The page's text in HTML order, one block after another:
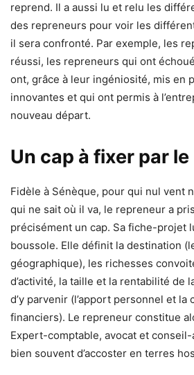
reprend. Il a aussi lu et relu les
des repreneurs pour voir les
il sera confronté. Par exemple, les
réussi, les repreneurs qui ont
ont, grâce à leur ingéniosité, mis en
innovantes et qui ont permis à
nouveau départ.
Un cap à fixer par
Fidèle à Sénèque, pour qui nul vent
qui ne sait où il va, le repreneur a
précisément un cap. Sa fiche-projet
boussole. Elle définit la destination
géographique), les richesses
d’activité, la taille et la rentabilité de
d’y parvenir (l’apport personnel et la
financiers). Le repreneur constitue
Expert-comptable, avocat et
bien souvent d’accoster en terres